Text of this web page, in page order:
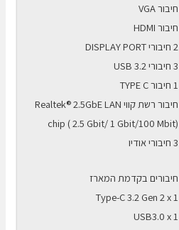
חיבור VGA
חיבור HDMI
2 חיבורי DISPLAY PORT
3 חיבורי USB 3.2
1 חיבור TYPE C
חיבור רשת קווי Realtek® 2.5GbE LAN
chip ( 2.5 Gbit/ 1 Gbit/100 Mbit)
3 חיבורי אודיו
חיבורים בקדמת המארז
Type-C 3.2 Gen 2 x 1
USB3.0 x 1